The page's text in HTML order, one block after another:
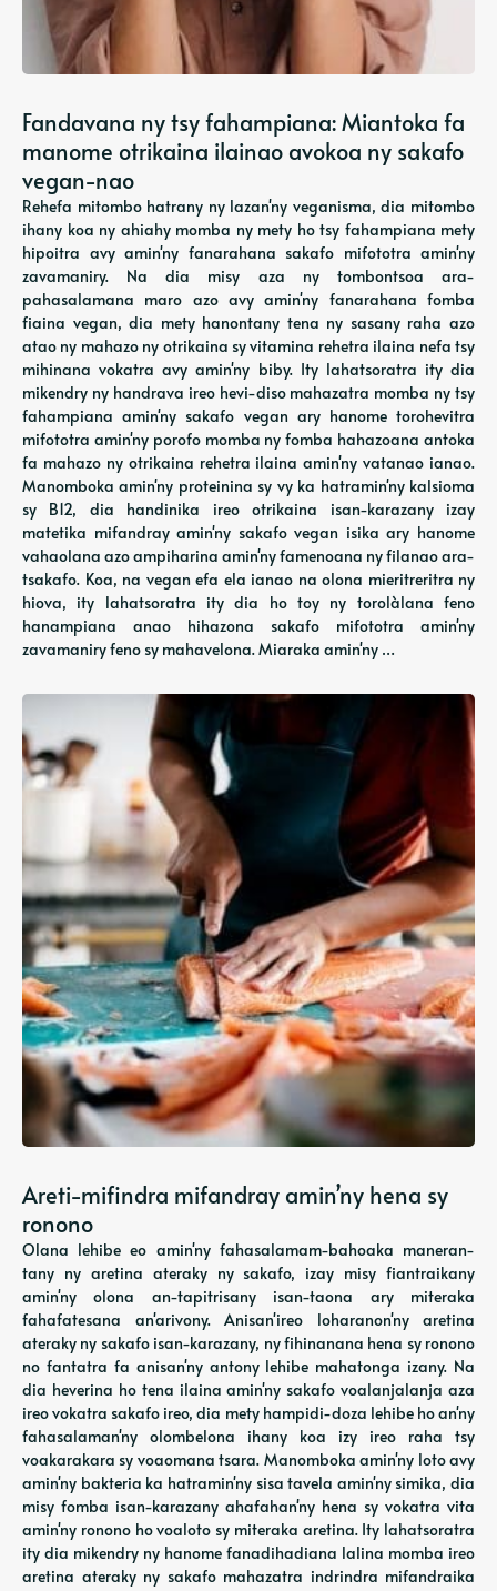
Fandavana ny tsy fahampiana: Miantoka fa
manome otrikaina ilainao avokoa ny sakafo
vegan-nao
Rehefa mitombo hatrany ny lazan'ny veganisma, dia mitombo
ihany koa ny ahiahy momba ny mety ho tsy fahampiana mety
hipoitra avy amin'ny fanarahana sakafo mifototra amin'ny
zavamaniry. Na dia misy aza ny tombontsoa ara-
pahasalamana maro azo avy amin'ny fanarahana fomba
fiaina vegan, dia mety hanontany tena ny sasany raha azo
atao ny mahazo ny otrikaina sy vitamina rehetra ilaina nefa tsy
mihinana vokatra avy amin'ny biby. Ity lahatsoratra ity dia
mikendry ny handrava ireo hevi-diso mahazatra momba ny tsy
fahampiana amin'ny sakafo vegan ary hanome torohevitra
mifototra amin'ny porofo momba ny fomba hahazoana antoka
fa mahazo ny otrikaina rehetra ilaina amin'ny vatanao ianao.
Manomboka amin'ny proteinina sy vy ka hatramin'ny kalsioma
sy B12, dia handinika ireo otrikaina isan-karazany izay
matetika mifandray amin'ny sakafo vegan isika ary hanome
vahaolana azo ampiharina amin'ny famenoana ny filanao ara-
tsakafo. Koa, na vegan efa ela ianao na olona mieritreritra ny
hiova, ity lahatsoratra ity dia ho toy ny torolàlana feno
hanampiana anao hihazona sakafo mifototra amin'ny
zavamaniry feno sy mahavelona. Miaraka amin'ny …
Areti-mifindra mifandray amin’ny hena sy
ronono
Olana lehibe eo amin'ny fahasalamam-bahoaka maneran-
tany ny aretina ateraky ny sakafo, izay misy fiantraikany
amin'ny olona an-tapitrisany isan-taona ary miteraka
fahafatesana an'arivony. Anisan'ireo loharanon'ny aretina
ateraky ny sakafo isan-karazany, ny fihinanana hena sy ronono
no fantatra fa anisan'ny antony lehibe mahatonga izany. Na
dia heverina ho tena ilaina amin'ny sakafo voalanjalanja aza
ireo vokatra sakafo ireo, dia mety hampidi-doza lehibe ho an'ny
fahasalaman'ny olombelona ihany koa izy ireo raha tsy
voakarakara sy voaomana tsara. Manomboka amin'ny loto avy
amin'ny bakteria ka hatramin'ny sisa tavela amin'ny simika, dia
misy fomba isan-karazany ahafahan'ny hena sy vokatra vita
amin'ny ronono ho voaloto sy miteraka aretina. Ity lahatsoratra
ity dia mikendry ny hanome fanadihadiana lalina momba ireo
aretina ateraky ny sakafo mahazatra indrindra mifandraika